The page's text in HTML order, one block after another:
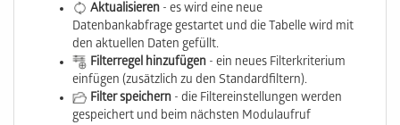
Aktualisieren- es wird eine neue
Datenbankabfrage gestartet und die Tabelle wird mit
den aktuellen Daten gefüllt.
Filterregel hinzufügen- ein neues Filterkriterium
einfügen (zusätzlich zu den Standardfiltern).
Filter speichern- die Filtereinstellungen werden
gespeichert und beim nächsten Modulaufruf